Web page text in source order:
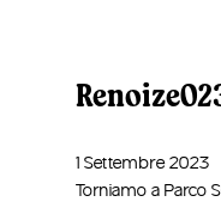
1 Settembre 2023
Torniamo a Parco